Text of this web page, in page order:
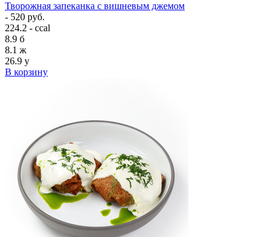
Творожная запеканка с вишневым джемом
- 520 руб.
224.2 - ccal
8.9 б
8.1 ж
26.9 у
В корзину